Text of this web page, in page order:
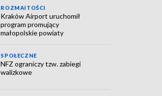
ROZMAITOŚCI
Kraków Airport uruchomił
program promujący
małopolskie powiaty
SPOŁECZNE
NFZ ograniczy tzw. zabiegi
walizkowe